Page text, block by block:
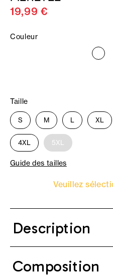
19,99 €
Couleur
Taille
S M L XL
4XL 5XL
Guide des tailles
Veuillez
Description
Composition